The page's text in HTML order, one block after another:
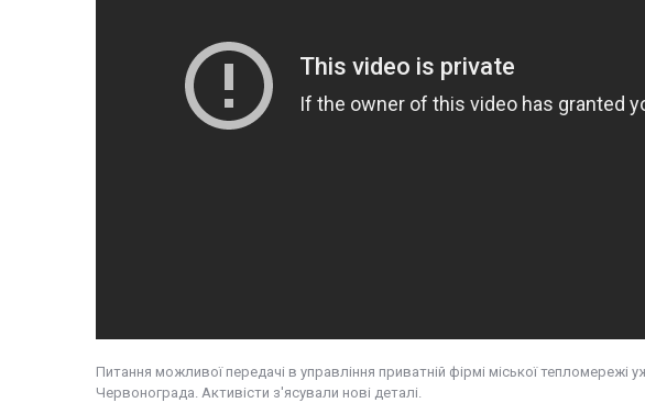
Питання можливої передачі в управління приватній фірмі міської
Червонограда. Активісти з'ясували нові деталі.